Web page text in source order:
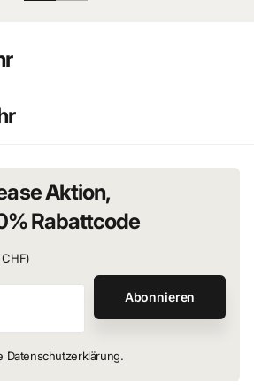
Aktion,
Rabattcode
Abonnieren
Datenschutzerklärung.